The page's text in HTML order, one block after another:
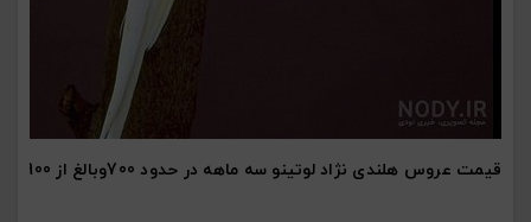
قیمت عروس هلندی نژاد لوتینو سه ماهه در حدود 700وبالغ از 900 الی 1/100